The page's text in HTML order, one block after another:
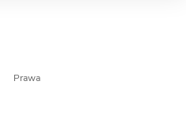
Prawa